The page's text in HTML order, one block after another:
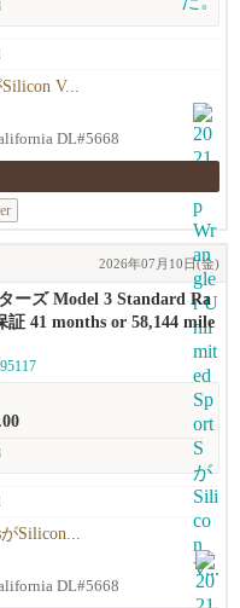
V...
DL#5668
2026年07月10日(金)
ーズ Model 3 Standard Ra
証 41 months or 58,144 mile
がSilicon...
DL#5668